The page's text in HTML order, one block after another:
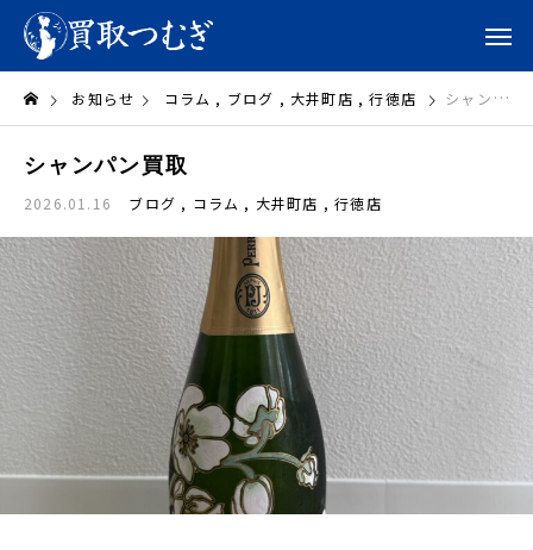
お知らせ コラム ブログ 大井町店 行徳店 シャンパン買取
シャンパン買取
2026.01.16 ブログ コラム 大井町店 行徳店